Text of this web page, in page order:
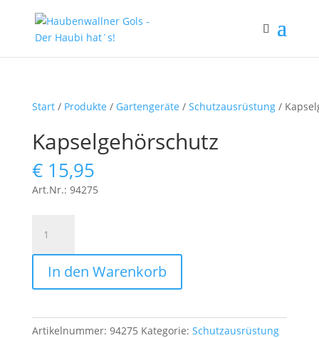
Start/ Produkte / Gartengeräte / Schutzausrüstung/
Kapselgehörschutz
€15,95
Art.Nr.: 94275
Menge
In den Warenkorb
Artikelnummer: 94275 Kategorie: Schutzausrüstung